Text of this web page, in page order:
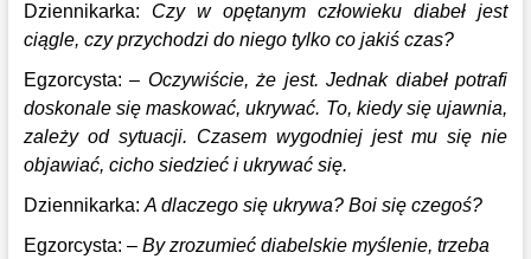
Dziennikarka: Czy w opętanym człowieku diabeł jest
ciągle, czy przychodzi do niego tylko co jakiś czas?
Egzorcysta: – Oczywiście, że jest. Jednak diabeł potrafi
doskonale się maskować, ukrywać. To, kiedy się ujawnia,
zależy od sytuacji. Czasem wygodniej jest mu się nie
objawiać, cicho siedzieć i ukrywać się.
Dziennikarka: A dlaczego się ukrywa? Boi się czegoś?
Egzorcysta: – By zrozumieć diabelskie myślenie, trzeba